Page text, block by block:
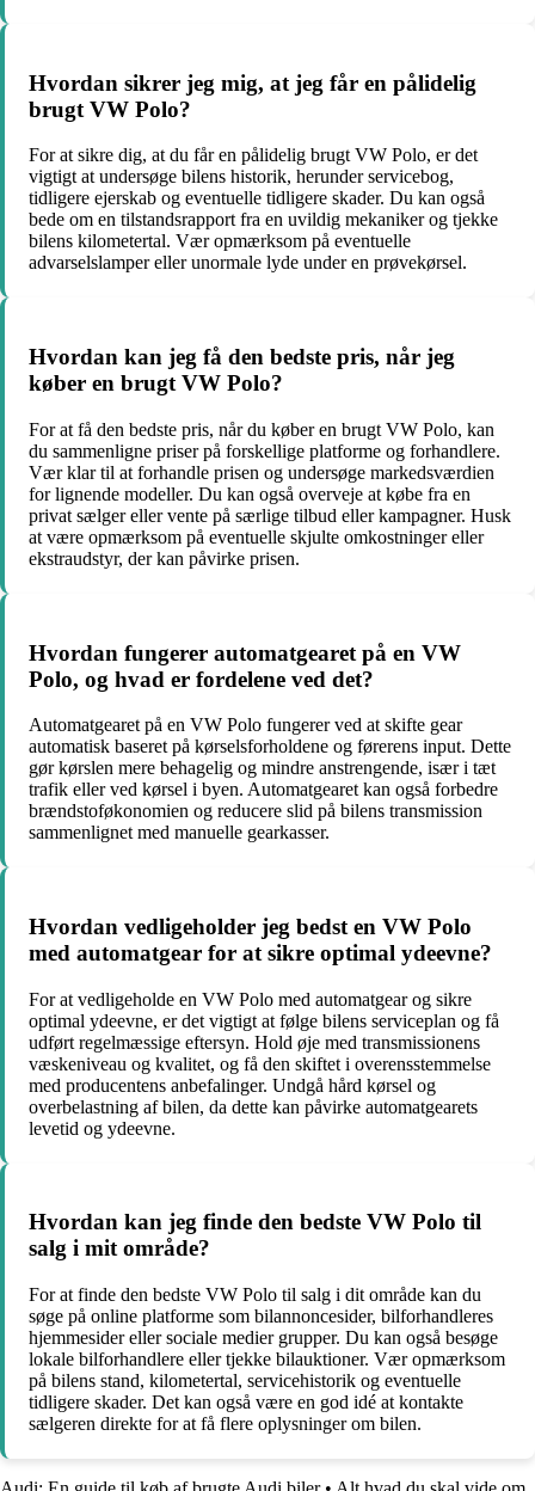
Hvordan sikrer jeg mig, at jeg får en pålidelig
brugt VW Polo?
For at sikre dig, at du får en pålidelig brugt VW Polo, er det
vigtigt at undersøge bilens historik, herunder servicebog,
tidligere ejerskab og eventuelle tidligere skader. Du kan også
bede om en tilstandsrapport fra en uvildig mekaniker og tjekke
bilens kilometertal. Vær opmærksom på eventuelle
advarselslamper eller unormale lyde under en prøvekørsel.
Hvordan kan jeg få den bedste pris, når jeg
køber en brugt VW Polo?
For at få den bedste pris, når du køber en brugt VW Polo, kan
du sammenligne priser på forskellige platforme og forhandlere.
Vær klar til at forhandle prisen og undersøge markedsværdien
for lignende modeller. Du kan også overveje at købe fra en
privat sælger eller vente på særlige tilbud eller kampagner. Husk
at være opmærksom på eventuelle skjulte omkostninger eller
ekstraudstyr, der kan påvirke prisen.
Hvordan fungerer automatgearet på en VW
Polo, og hvad er fordelene ved det?
Automatgearet på en VW Polo fungerer ved at skifte gear
automatisk baseret på kørselsforholdene og førerens input. Dette
gør kørslen mere behagelig og mindre anstrengende, især i tæt
trafik eller ved kørsel i byen. Automatgearet kan også forbedre
brændstoføkonomien og reducere slid på bilens transmission
sammenlignet med manuelle gearkasser.
Hvordan vedligeholder jeg bedst en VW Polo
med automatgear for at sikre optimal ydeevne?
For at vedligeholde en VW Polo med automatgear og sikre
optimal ydeevne, er det vigtigt at følge bilens serviceplan og få
udført regelmæssige eftersyn. Hold øje med transmissionens
væskeniveau og kvalitet, og få den skiftet i overensstemmelse
med producentens anbefalinger. Undgå hård kørsel og
overbelastning af bilen, da dette kan påvirke automatgearets
levetid og ydeevne.
Hvordan kan jeg finde den bedste VW Polo til
salg i mit område?
For at finde den bedste VW Polo til salg i dit område kan du
søge på online platforme som bilannoncesider, bilforhandleres
hjemmesider eller sociale medier grupper. Du kan også besøge
lokale bilforhandlere eller tjekke bilauktioner. Vær opmærksom
på bilens stand, kilometertal, servicehistorik og eventuelle
tidligere skader. Det kan også være en god idé at kontakte
sælgeren direkte for at få flere oplysninger om bilen.